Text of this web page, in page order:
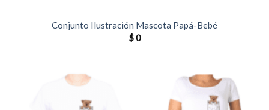
Conjunto Ilustración Mascota Papá-Bebé
$0